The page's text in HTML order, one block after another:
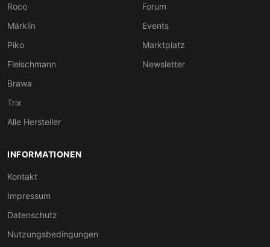
Roco
Märklin
Piko
Fleischmann
Brawa
Trix
Alle Hersteller
Forum
Events
Marktplatz
Newsletter
INFORMATIONEN
Kontakt
Impressum
Datenschutz
Nutzungsbedingungen